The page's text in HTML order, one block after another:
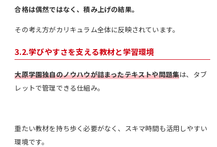
合格は偶然ではなく、積み上げの結果。
その考え方がカリキュラム全体に反映されています。
3.2.学びやすさを支える教材と学習環境
大原学園独自のノウハウが詰まったテキストや問題集は、タブ
レットで管理できる仕組み。
重たい教材を持ち歩く必要がなく、スキマ時間も活用しやすい
環境です。